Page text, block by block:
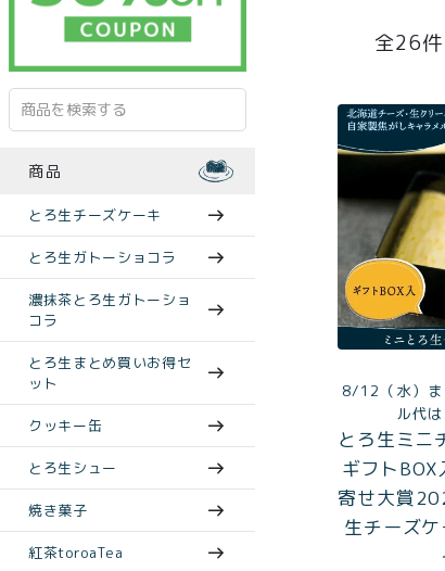
26
8/12（水）
ル代
とろ生ミニ
ギフト
寄せ大賞
生チーズ
商品
とろ生チーズケーキ
とろ生ガトーショコラ
濃抹茶とろ生ガトーショ
コラ
とろ生まとめ買いお得セ
ット
クッキー缶
とろ生シュー
焼き菓子
紅茶toroaTea